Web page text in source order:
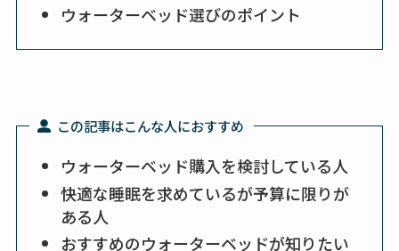
ウォーターベッド選びのポイント
この記事はこんな人におすすめ
ウォーターベッド購入を検討している人
快適な睡眠を求めているが予算に限りが
ある人
おすすめのウォーターベッドが知りたい